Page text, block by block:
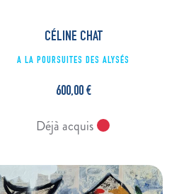
CÉLINE CHAT
A LA POURSUITES DES ALYSÉS
600,00 €
Déjà acquis